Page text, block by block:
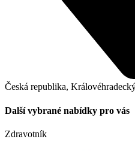
Česká republika,
Další vybrané nabídky pro vás
Zdravotník